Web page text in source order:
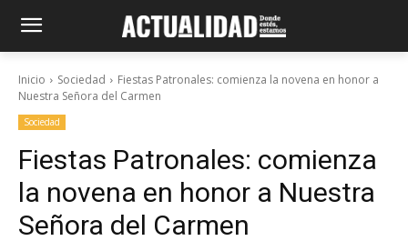
Inicio Sociedad
Fiestas Patronales: comienza la novena en honor a
Nuestra Señora del Carmen
Sociedad
Fiestas Patronales: comienza
la novena en honor a Nuestra
Señora del Carmen